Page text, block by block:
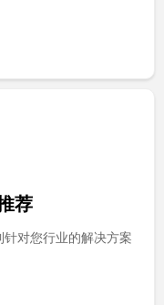
荐
对您行业的解决方案